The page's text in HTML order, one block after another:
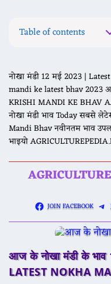
Table of contents
नोखा मंडी 12 मई 2023 |
mandi ke latest bhav 2023
KRISHI MANDI KE BHAV
नोखा मंडी भाव Today सबसे
Mandi Bhav नवीनतम भाव
भाइयो
JOIN FACEBOOK
आज के नोखा मंडी के
LATEST NOKHA